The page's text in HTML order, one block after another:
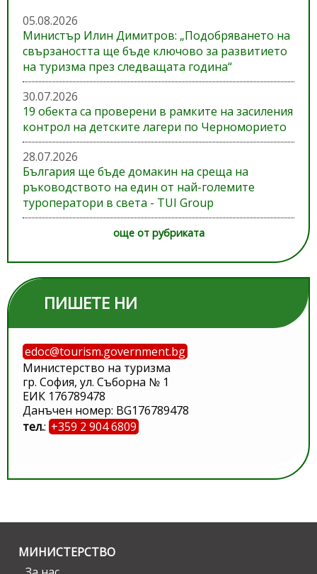
05.08.2026
Министър Илин Димитров: „Подобряването на
свързаността ще бъде ключово за развитието
на туризма през следващата година“
30.07.2026
19 обекта са проверени в рамките на засиления
контрол на детските лагери по Черноморието
28.07.2026
България ще бъде домакин на среща на
ръководството на един от най-големите
туроператори в света - TUI Group
още от рубриката
ПИШЕТЕ НИ
edoc@tourism.government.bg
Министерство на туризма
гр. София, ул. Съборна № 1
ЕИК 176789478
Данъчен номер: BG176789478
тел.: +359 2 904 6809
МИНИСТЕРСТВО